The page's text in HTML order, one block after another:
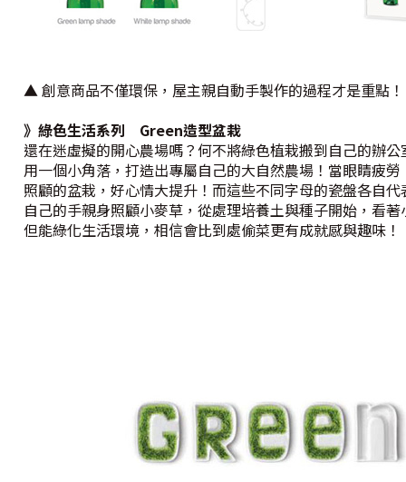
▲ 創意商品不僅環保，屋主親自動手製作的過程才是重點！
》綠色生活系列 Green造型盆栽
還在迷虛擬的開心農場嗎？何不將綠色植栽搬到自己的辦
用一個小角落，打造出專屬自己的大自然農場！當眼睛疲
照顧的盆栽，好心情大提升！而這些不同字母的瓷盤各自
自己的手親身照顧小麥草，從處理培養土與種子開始，看
但能綠化生活環境，相信會比到處偷菜更有成就感與趣味！